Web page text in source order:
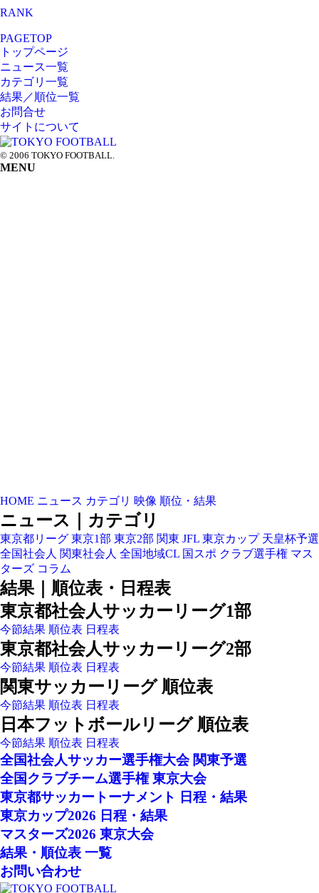
RANK
PAGETOP
トップページ
ニュース一覧
カテゴリ一覧
結果／順位一覧
お問合せ
サイトについて
© 2006 TOKYO FOOTBALL.
MENU
HOME ニュース カテゴリ 映像 順位・結果
ニュース｜カテゴリ
東京都リーグ 東京1部 東京2部 関東 JFL 東京カップ 天皇杯予選
全国社会人 関東社会人 全国地域CL 国スポ クラブ選手権 マス
ターズ コラム
結果｜順位表・日程表
東京都社会人サッカーリーグ1部
今節結果 順位表 日程表
東京都社会人サッカーリーグ2部
今節結果 順位表 日程表
関東サッカーリーグ 順位表
今節結果 順位表 日程表
日本フットボールリーグ 順位表
今節結果 順位表 日程表
全国社会人サッカー選手権大会 関東予選
全国クラブチーム選手権 東京大会
東京都サッカートーナメント 日程・結果
東京カップ2026 日程・結果
マスターズ2026 東京大会
結果・順位表 一覧
お問い合わせ